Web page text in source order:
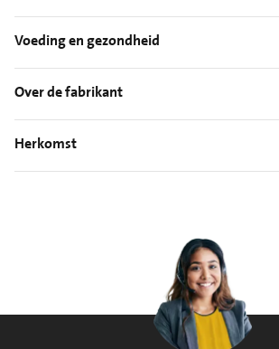
Voeding en gezondheid
Over de fabrikant
Herkomst